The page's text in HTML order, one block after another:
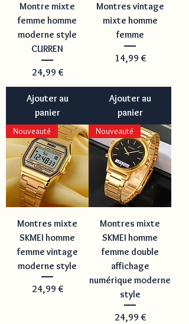
Montre mixte
femme homme
moderne style
CURREN
Prix
24,99 €
Ajouter au
panier
Montres vintage
mixte homme
femme
Prix
14,99 €
Ajouter au
panier
Nouveauté
Montres mixte
SKMEI homme
femme vintage
moderne style
Prix
24,99 €
Nouveauté
Montres mixte
SKMEI homme
femme double
affichage
numérique moderne
style
Prix
24,99 €